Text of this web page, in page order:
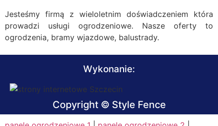
Jesteśmy firmą z wieloletnim doświadczeniem która
prowadzi usługi ogrodzeniowe. Nasze oferty to
ogrodzenia, bramy wjazdowe, balustrady.
Wykonanie:
Copyright © Style Fence